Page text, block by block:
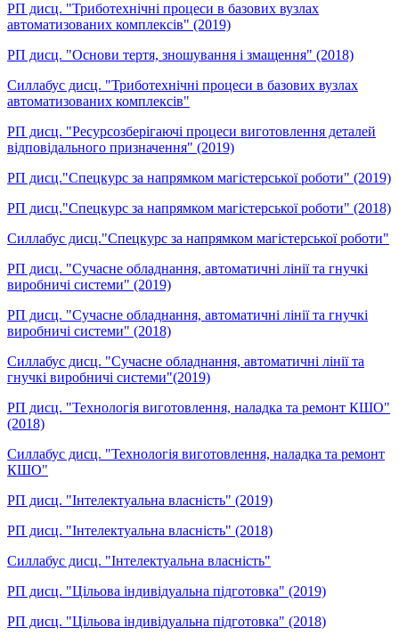
РП дисц. "Триботехнічні процеси в базових вузлах
автоматизованих комплексів" (2019)
РП дисц. "Основи тертя, зношування і змащення" (2018)
Силлабус дисц. "Триботехнічні процеси в базових вузлах
автоматизованих комплексів"
РП дисц. "Ресурсозберігаючі процеси виготовлення деталей
відповідального призначення" (2019)
РП дисц."Спецкурс за напрямком магістерської роботи" (2019)
РП дисц."Спецкурс за напрямком магістерської роботи" (2018)
Силлабус дисц."Спецкурс за напрямком магістерської роботи"
РП дисц. "Сучасне обладнання, автоматичні лінії та гнучкі
виробничі системи" (2019)
РП дисц. "Сучасне обладнання, автоматичні лінії та гнучкі
виробничі системи" (2018)
Силлабус дисц. "Сучасне обладнання, автоматичні лінії та
гнучкі виробничі системи"(2019)
РП дисц. "Технологія виготовлення, наладка та ремонт КШО"
(2018)
Силлабус дисц. "Технологія виготовлення, наладка та ремонт
КШО"
РП дисц. "Інтелектуальна власність" (2019)
РП дисц. "Інтелектуальна власність" (2018)
Силлабус дисц. "Інтелектуальна власність"
РП дисц. "Цільова індивідуальна підготовка" (2019)
РП дисц. "Цільова індивідуальна підготовка" (2018)